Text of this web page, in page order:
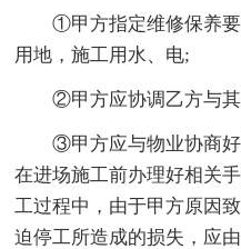
①甲方指定维修保养
用地，施工用水、电;
②甲方应协调乙方与
③甲方应与物业协商
在进场施工前办理好相关
工过程中，由于甲方原因
迫停工所造成的损失，应